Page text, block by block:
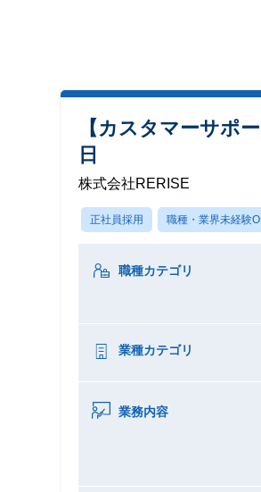
【カスタマーサポ
日
株式会社RERISE
正社員採用 職種・業界未経験
職種カテゴリ
業種カテゴリ
業務内容